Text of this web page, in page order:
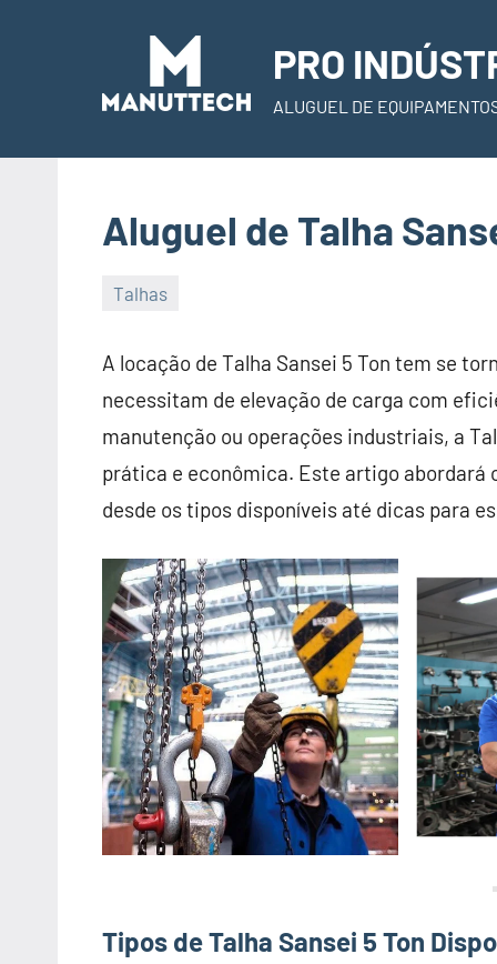
PRO
ALUGUEL DE
Aluguel de Talha
Talhas
November
de
2023
A locação de Talha Sansei 5 Ton tem se
necessitam de elevação de carga com
manutenção ou operações industriais, a
prática e econômica. Este artigo abordará
desde os tipos disponíveis até dicas para
Tipos de Talha Sansei 5 Ton